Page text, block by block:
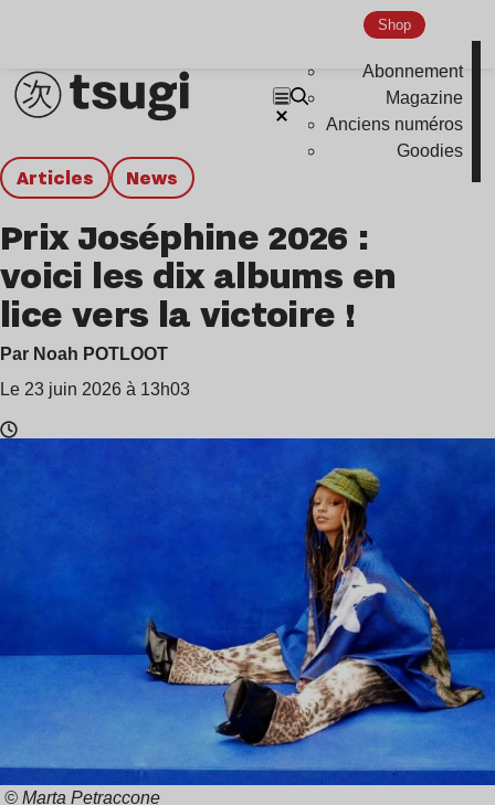
Shop
Abonnement
Magazine
Anciens numéros
Goodies
Articles news
Prix Joséphine 2026 :
voici les dix albums en
lice vers la victoire !
Par Noah POTLOOT
Le 23 juin 2026 à 13h03
© Marta Petraccone